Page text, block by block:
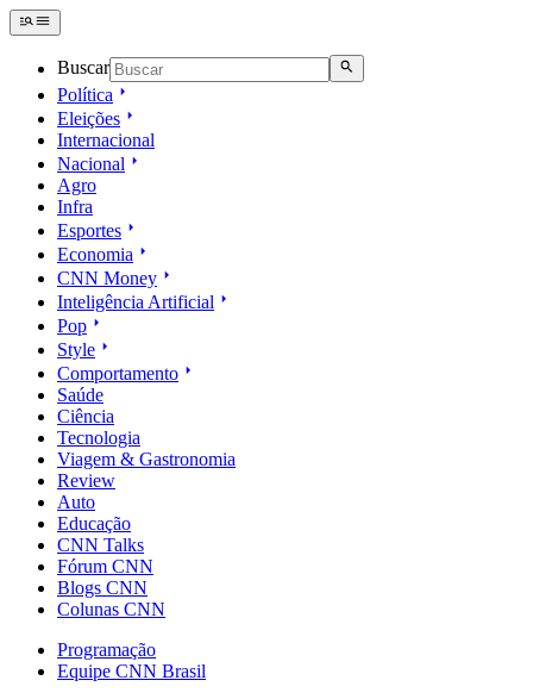
Buscar
Política
Eleições
Internacional
Nacional
Agro
Infra
Esportes
Economia
CNN Money
Inteligência Artificial
Pop
Style
Comportamento
Saúde
Ciência
Tecnologia
Viagem & Gastronomia
Review
Auto
Educação
CNN Talks
Fórum CNN
Blogs CNN
Colunas CNN
Programação
Equipe CNN Brasil